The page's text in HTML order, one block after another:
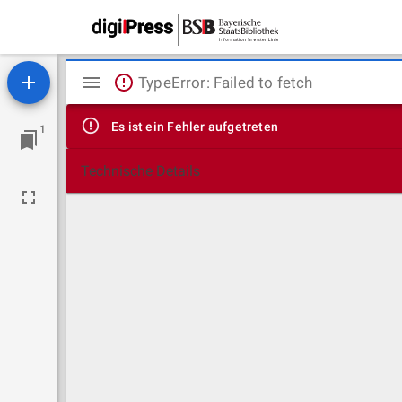
1
Mirador
Viewer
TypeError: Failed to fetch
Es ist ein Fehler aufgetreten
Technische Details